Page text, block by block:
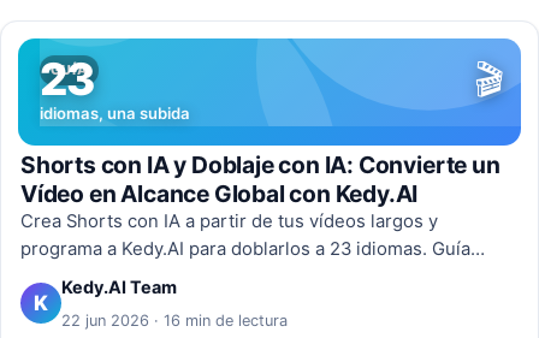
GUÍA 🎬
23
idiomas, una subida
Shorts con IA y Doblaje con IA: Convierte un
Vídeo en Alcance Global con Kedy.AI
Crea Shorts con IA a partir de tus vídeos largos y
programa a Kedy.AI para doblarlos a 23 idiomas. Guía
completa para convertir una subida en alcance global.
K
Kedy.AI Team
22 jun 2026 · 16 min de lectura